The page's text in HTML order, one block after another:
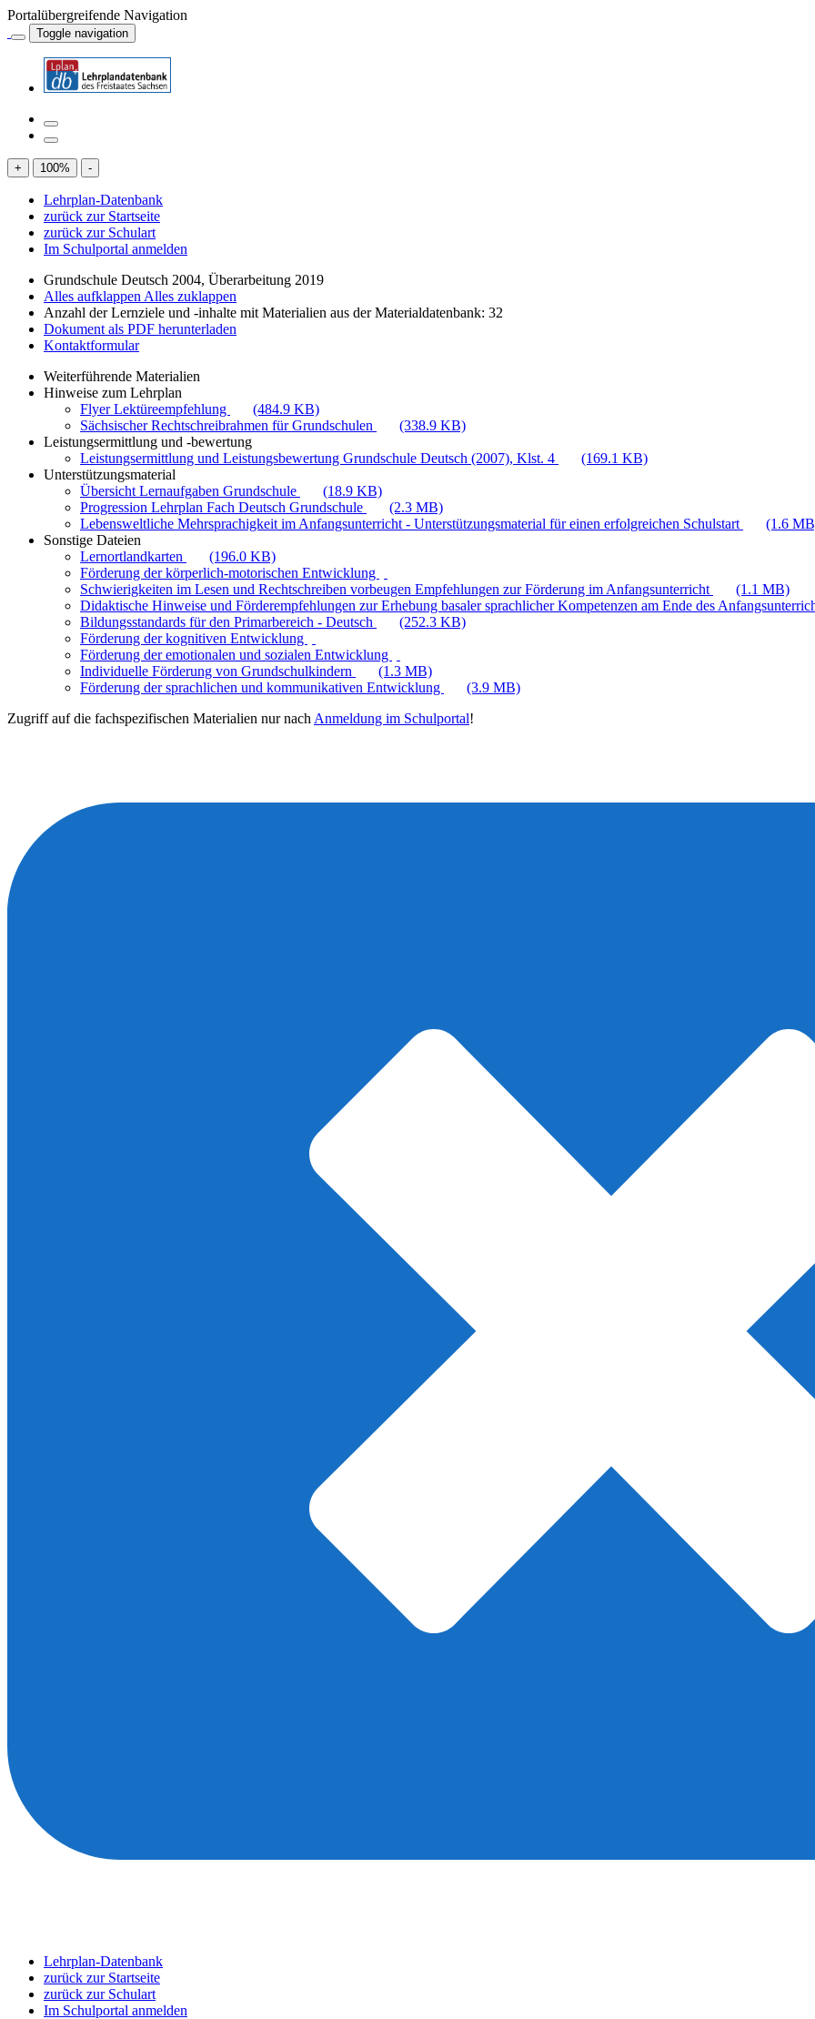
Portalübergreifende Navigation
Toggle navigation
+ 100% -
Lehrplan-Datenbank
zurück zur Startseite
zurück zur Schulart
Im Schulportal anmelden
Grundschule Deutsch 2004, Überarbeitung 2019
Alles aufklappen Alles zuklappen
Anzahl der Lernziele und -inhalte mit Materialien aus der Materialdatenbank: 32
Dokument als PDF herunterladen
Kontaktformular
Weiterführende Materialien
Hinweise zum Lehrplan
Flyer Lektüreempfehlung
(484.9 KB)
Sächsischer Rechtschreibrahmen für Grundschulen
(338.9 KB)
Leistungsermittlung und -bewertung
Leistungsermittlung und Leistungsbewertung Grundschule Deutsch (2007), Klst. 4
(169.1 KB)
Unterstützungsmaterial
Übersicht Lernaufgaben Grundschule
(18.9 KB)
Progression Lehrplan Fach Deutsch Grundschule
(2.3 MB)
Lebensweltliche Mehrsprachigkeit im Anfangsunterricht - Unterstützungsmaterial für einen erfolgreichen Schulstart
(1.6
Sonstige Dateien
Lernortlandkarten
(196.0 KB)
Förderung der körperlich-motorischen Entwicklung
Schwierigkeiten im Lesen und Rechtschreiben vorbeugen Empfehlungen zur Förderung im Anfangsunterricht
(1.1 MB)
Didaktische Hinweise und Förderempfehlungen zur Erhebung basaler sprachlicher Kompetenzen am Ende des
Bildungsstandards für den Primarbereich - Deutsch
(252.3 KB)
Förderung der kognitiven Entwicklung
Förderung der emotionalen und sozialen Entwicklung
Individuelle Förderung von Grundschulkindern
(1.3 MB)
Förderung der sprachlichen und kommunikativen Entwicklung
(3.9 MB)
Zugriff auf die fachspezifischen Materialien nur nach Anmeldung im Schulportal!
Lehrplan-Datenbank
zurück zur Startseite
zurück zur Schulart
Im Schulportal anmelden